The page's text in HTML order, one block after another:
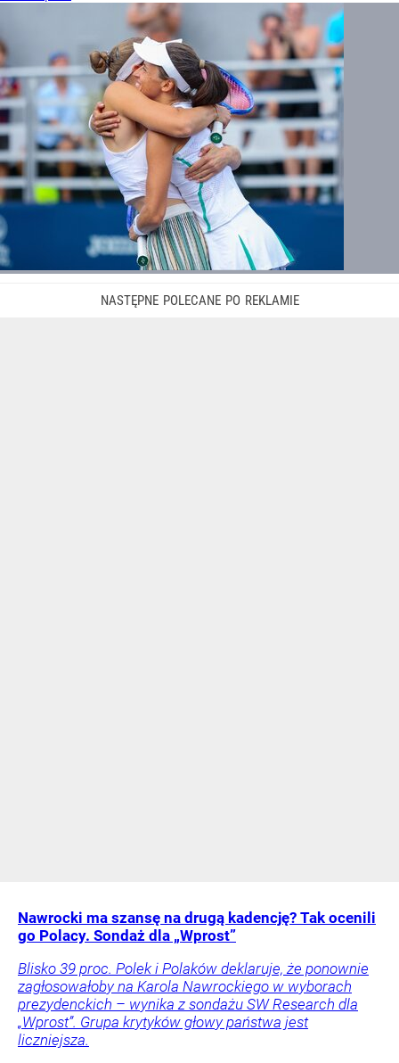
Nawrocki ma szansę na drugą kadencję? Tak ocenili
go Polacy. Sondaż dla „Wprost”
Blisko 39 proc. Polek i Polaków deklaruje, że ponownie
zagłosowałoby na Karola Nawrockiego w wyborach
prezydenckich – wynika z sondażu SW Research dla
„Wprost”. Grupa krytyków głowy państwa jest
liczniejsza.